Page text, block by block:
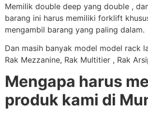
Memilik double deep yang double ,
barang ini harus memiliki forklift
mengambil barang yang paling dalam.
Dan masih banyak model model rack
Rak Mezzanine, Rak Multitier , Rak
Mengapa harus
produk kami di